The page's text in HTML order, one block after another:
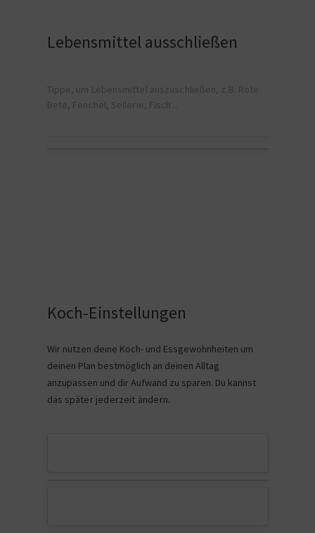
Lebensmittel ausschließen
Tippe, um Lebensmittel auszuschließen, z.B. Rote
Bete, Fenchel, Sellerie, Fisch...
Koch-Einstellungen
Wir nutzen deine Koch- und Essgewohnheiten um
deinen Plan bestmöglich an deinen Alltag
anzupassen und dir Aufwand zu sparen. Du kannst
das später jederzeit ändern.